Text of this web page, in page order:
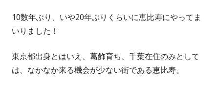
10数年ぶり、いや20年ぶりくらいに恵比寿にやってま
いりました！
東京都出身とはいえ、葛飾育ち、千葉在住のみとして
は、なかなか来る機会が少ない街である恵比寿。